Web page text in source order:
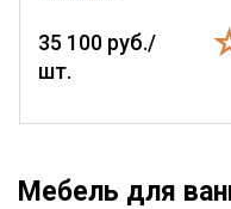
35 100 руб./
шт.
Мебель для